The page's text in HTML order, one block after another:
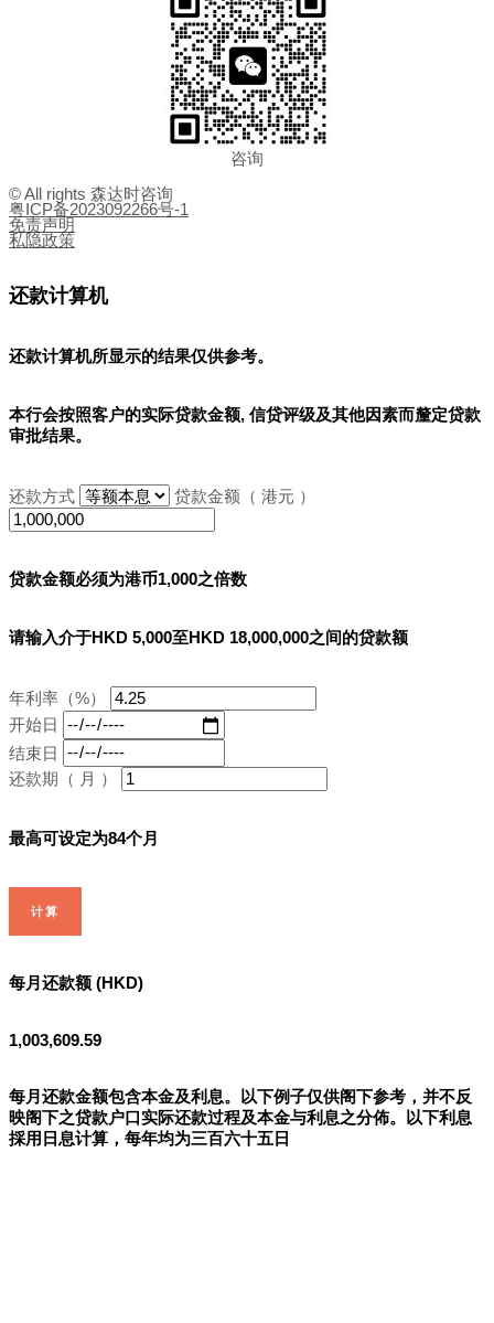
咨询
© All rights 森达时咨询
粤ICP备2023092266号-1
免责声明
私隐政策
还款计算机
还款计算机所显示的结果仅供参考。
本行会按照客户的实际贷款金额, 信贷评级及其他因素而釐定贷款
审批结果。
还款方式 贷款金额（ 港元 ）
贷款金额必须为港币1,000之倍数
请输入介于HKD 5,000至HKD 18,000,000之间的贷款额
年利率（%）
开始日
结束日
还款期（ 月 ）
最高可设定为84个月
计算
每月还款额 (HKD)
1,003,609.59
每月还款金额包含本金及利息。以下例子仅供阁下参考，并不反
映阁下之贷款户口实际还款过程及本金与利息之分佈。以下利息
採用日息计算，每年均为三百六十五日